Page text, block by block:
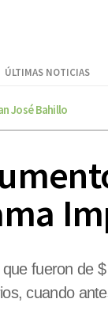
ÚLTIMAS NOTICIAS
José Bahillo
fueron de
cuando